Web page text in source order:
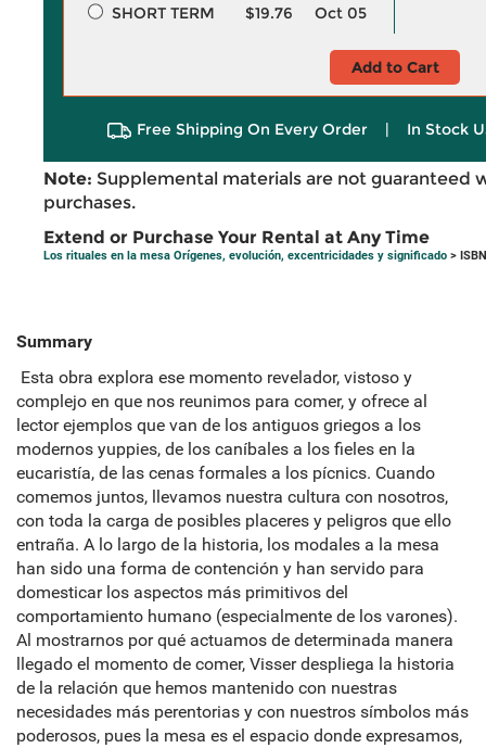
SHORT TERM
$19.76 Oct 05
Add to Cart
Free Shipping On Every Order | In Stock
Note: Supplemental materials are not guaranteed
purchases.
Extend or Purchase Your Rental at Any Time
Los rituales en la mesa Orígenes, evolución, excentricidades y significado >
Summary
Esta obra explora ese momento revelador, vistoso y
complejo en que nos reunimos para comer, y ofrece al
lector ejemplos que van de los antiguos griegos a los
modernos yuppies, de los caníbales a los fieles en la
eucaristía, de las cenas formales a los pícnics. Cuando
comemos juntos, llevamos nuestra cultura con nosotros,
con toda la carga de posibles placeres y peligros que ello
entraña. A lo largo de la historia, los modales a la mesa
han sido una forma de contención y han servido para
domesticar los aspectos más primitivos del
comportamiento humano (especialmente de los varones).
Al mostrarnos por qué actuamos de determinada manera
llegado el momento de comer, Visser despliega la historia
de la relación que hemos mantenido con nuestras
necesidades más perentorias y con nuestros símbolos más
poderosos, pues la mesa es el espacio donde expresamos,